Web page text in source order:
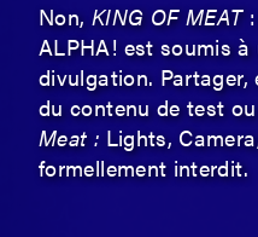
Non, KING OF MEAT:
ALPHA! est soumis
divulgation.
du contenu de test
Meat : Lights,
formellement interdit.